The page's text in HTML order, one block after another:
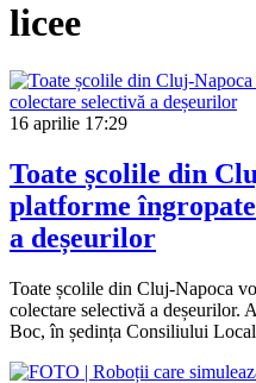
licee
16 aprilie 17:29
Toate școlile din
platforme
a deșeurilor
Toate școlile din Cluj-Napoca
colectare selectivă a deșeurilor.
Boc, în ședința Consiliului